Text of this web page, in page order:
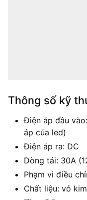
Thông số kỹ
Điện áp đầu
áp của led)
Điện áp ra: DC
Dòng tải: 30A
Phạm vi điều
Chất liệu: vỏ